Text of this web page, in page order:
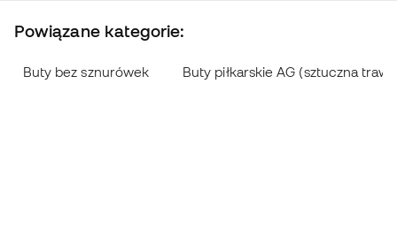
Powiązane kategorie:
Buty bez sznurówek Buty piłkarskie AG (sztuczna